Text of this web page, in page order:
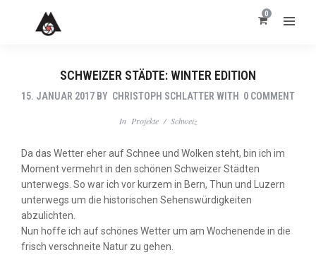
0
SCHWEIZER STÄDTE: WINTER EDITION
15. JANUAR 2017 BY CHRISTOPH SCHLATTER WITH 0 COMMENT
In Projekte/ Schweiz
Da das Wetter eher auf Schnee und Wolken steht, bin ich im
Moment vermehrt in den schönen Schweizer Städten
unterwegs. So war ich vor kurzem in Bern, Thun und Luzern
unterwegs um die historischen Sehenswürdigkeiten
abzulichten.
Nun hoffe ich auf schönes Wetter um am Wochenende in die
frisch verschneite Natur zu gehen.